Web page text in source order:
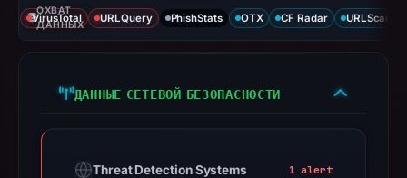
ОХВАТ
ДАННЫХ
VirusTotal URLQuery PhishStats OTX CF Radar URLScan
ДАННЫЕ СЕТЕВОЙ БЕЗОПАСНОСТИ
Threat Detection Systems 1 alert